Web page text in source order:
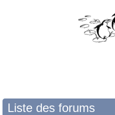
Liste des forums